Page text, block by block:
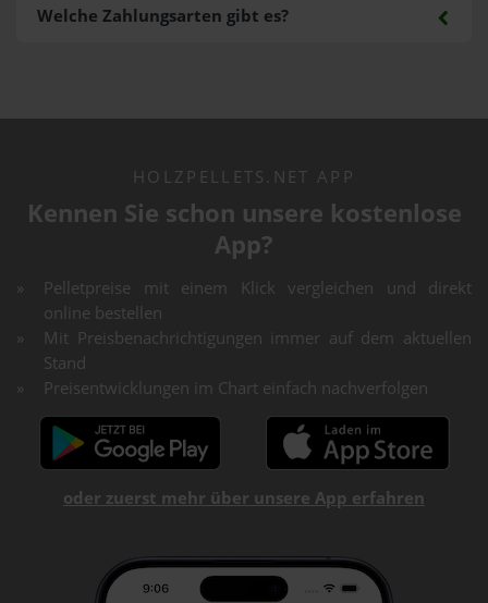
Welche Zahlungsarten gibt es?
HOLZPELLETS.NET APP
Kennen Sie schon unsere kostenlose
App?
Pelletpreise mit einem Klick vergleichen und direkt
online bestellen
Mit Preisbenachrichtigungen immer auf dem aktuellen
Stand
Preisentwicklungen im Chart einfach nachverfolgen
oder zuerst mehr über unsere App erfahren